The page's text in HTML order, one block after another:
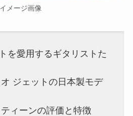
イメージ画像
を愛用するギタリストた
ジェットの日本製モデ
ィーンの評価と特徴